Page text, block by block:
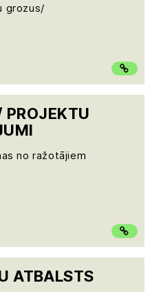
grozus/
PROJEKTU
no ražotājiem
ATBALSTS